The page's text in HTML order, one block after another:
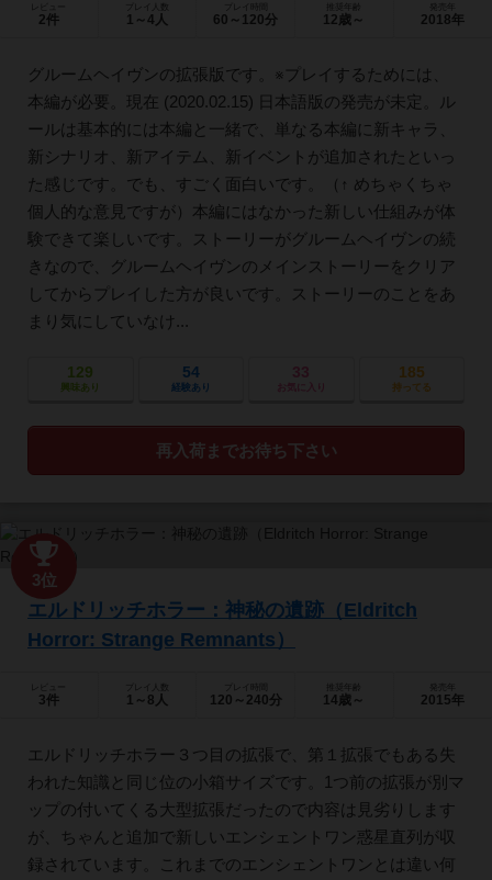
2件
プレイ人数
1～4人 60～120分 12歳～ 2018年
グルームヘイヴンの拡張版です。※プレイするためには、
本編が必要。現在 (2020.02.15) 日本語版の発売が未定。ル
ールは基本的には本編と一緒で、単なる本編に新キャラ、
新シナリオ、新アイテム、新イベントが追加されたといっ
た感じです。でも、すごく面白いです。（↑ めちゃくちゃ
個人的な意見ですが）本編にはなかった新しい仕組みが体
験できて楽しいです。ストーリーがグルームヘイヴンの続
きなので、グルームヘイヴンのメインストーリーをクリア
してからプレイした方が良いです。ストーリーのことをあ
まり気にしていなけ...
129
興味あり
54
経験あり
33
お気に入り
185
持ってる
再入荷までお待ち下さい
3位
エルドリッチホラー：神秘の遺跡（Eldritch
Horror: Strange Remnants）
3件
プレイ人数
1～8人 120～240分 14歳～ 2015年
エルドリッチホラー３つ目の拡張で、第１拡張でもある失
われた知識と同じ位の小箱サイズです。1つ前の拡張が別マ
ップの付いてくる大型拡張だったので内容は見劣りします
が、ちゃんと追加で新しいエンシェントワン惑星直列が収
録されています。これまでのエンシェントワンとは違い何